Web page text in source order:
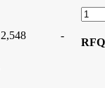
2,548 -
RFQ